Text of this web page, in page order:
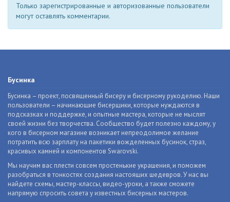
Только зарегистрированные и авторизованные пользователи
могут оставлять комментарии.
Бусинка
Бусинка – проект, посвященный бисеру и бисерному рукоделию. Наши
пользователи – начинающие бисерщики, которые нуждаются в
подсказках и поддержке, и опытные мастера, которые не мыслят
своей жизни без творчества. Сообщество будет полезно каждому, у
кого в бисерном магазине возникает непреодолимое желание
потратить всю зарплату на пакетики вожделенных бусинок, страз,
красивых камней и компонентов Swarovski.
Мы научим вас плести совсем простенькие украшения, и поможем
разобраться в тонкостях создания настоящих шедевров. У нас вы
найдете схемы, мастер-классы, видео-уроки, а также сможете
напрямую спросить совета у известных бисерных мастеров.